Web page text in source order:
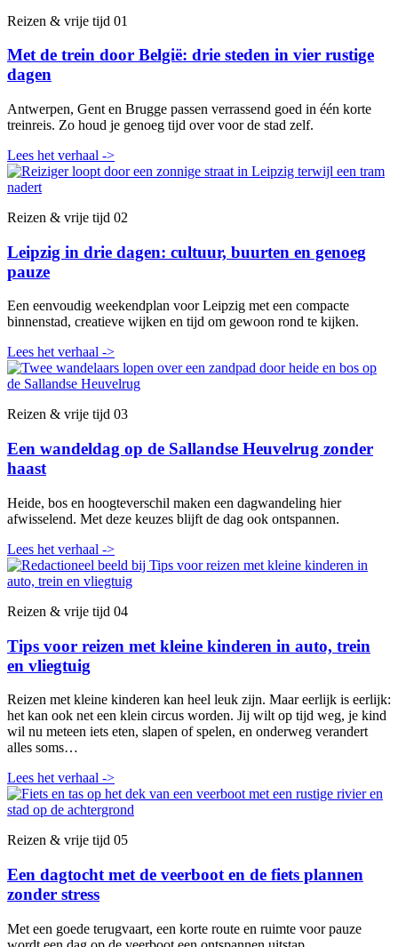
Reizen & vrije tijd 01
Met de trein door België: drie steden in vier rustige
dagen
Antwerpen, Gent en Brugge passen verrassend goed in één korte
treinreis. Zo houd je genoeg tijd over voor de stad zelf.
Lees het verhaal ->
Reizen & vrije tijd 02
Leipzig in drie dagen: cultuur, buurten en genoeg
pauze
Een eenvoudig weekendplan voor Leipzig met een compacte
binnenstad, creatieve wijken en tijd om gewoon rond te kijken.
Lees het verhaal ->
Reizen & vrije tijd 03
Een wandeldag op de Sallandse Heuvelrug zonder
haast
Heide, bos en hoogteverschil maken een dagwandeling hier
afwisselend. Met deze keuzes blijft de dag ook ontspannen.
Lees het verhaal ->
Reizen & vrije tijd 04
Tips voor reizen met kleine kinderen in auto, trein
en vliegtuig
Reizen met kleine kinderen kan heel leuk zijn. Maar eerlijk is eerlijk:
het kan ook net een klein circus worden. Jij wilt op tijd weg, je kind
wil nu meteen iets eten, slapen of spelen, en onderweg verandert
alles soms…
Lees het verhaal ->
Reizen & vrije tijd 05
Een dagtocht met de veerboot en de fiets plannen
zonder stress
Met een goede terugvaart, een korte route en ruimte voor pauze